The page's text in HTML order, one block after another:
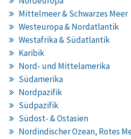
Mittelmeer & Schwarzes Meer
Westeuropa & Nordatlantik
Westafrika & Südatlantik
Karibik
Nord- und Mittelamerika
Südamerika
Nordpazifik
Südpazifik
Südost- & Ostasien
Nordindischer Ozean, Rotes